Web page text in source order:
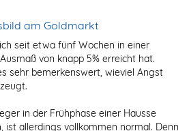
am Goldmarkt
seit etwa fünf Wochen in einer
von knapp 5% erreicht hat.
sehr bemerkenswert, wieviel Angst
in der Frühphase einer Hausse
ist allerdings vollkommen normal. Denn